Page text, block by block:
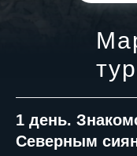
1 день.
Северным